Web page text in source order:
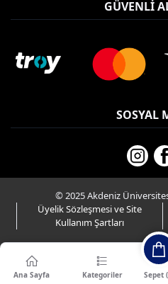
GÜVENLI
SOSYAL
© 2025 Akdeniz
Üyelik Sözleşmesi ve Site
Kullanım Şartları
Ana Sayfa Kategoriler Sepet (